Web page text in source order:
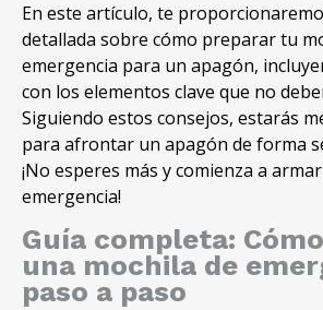
En este artículo, te
detallada sobre cómo preparar tu
emergencia para un apagón,
con los elementos clave que no
Siguiendo estos consejos, estarás
para afrontar un apagón de forma
¡No esperes más y comienza a
emergencia!
Guía completa:
una mochila de
paso a paso